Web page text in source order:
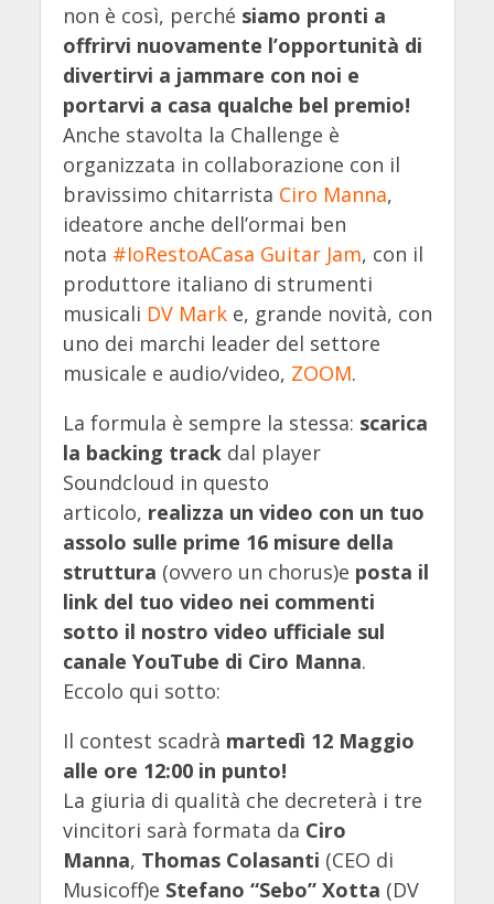
non è così, perché siamo pronti a
offrirvi nuovamente l’opportunità di
divertirvi a jammare con noi e
portarvi a casa qualche bel premio!
Anche stavolta la Challenge è
organizzata in collaborazione con il
bravissimo chitarrista Ciro Manna,
ideatore anche dell’ormai ben
nota #IoRestoACasa Guitar Jam, con il
produttore italiano di strumenti
musicali DV Marke, grande novità, con
uno dei marchi leader del settore
musicale e audio/video, ZOOM.
La formula è sempre la stessa: scarica
la backing track dal player
Soundcloud in questo
articolo, realizza un video con un tuo
assolo sulle prime 16 misure della
struttura (ovvero un chorus)e posta il
link del tuo video nei commenti
sotto il nostro video ufficiale sul
canale YouTube di Ciro Manna.
Eccolo qui sotto:
Il contest scadrà martedì 12 Maggio
alle ore 12:00 in punto!
La giuria di qualità che decreterà i tre
vincitori sarà formata da Ciro
Manna, Thomas Colasanti (CEO di
Musicoff)e Stefano “Sebo” Xotta (DV